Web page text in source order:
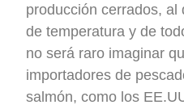
producción cerrados,
de temperatura y de
no será raro imaginar
importadores de
salmón, como los